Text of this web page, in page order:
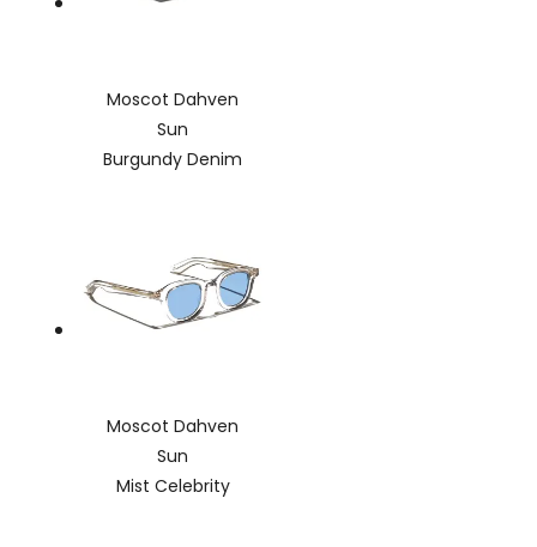
Moscot Dahven
Sun
Burgundy Denim
Moscot Dahven
Sun
Mist Celebrity